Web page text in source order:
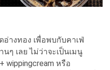
างทอง เพื่อพบกับคาเฟ่
ๆ เลย ไม่ว่าจะเป็นเมนู
wippingcream หรือ